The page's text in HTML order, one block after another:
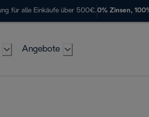
für alle Einkäufe über 500€.0% Zinsen,
Angebote